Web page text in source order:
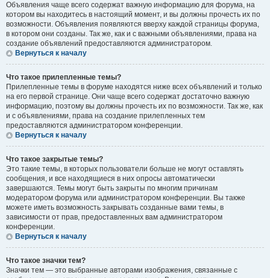
Объявления чаще всего содержат важную информацию для форума, на
котором вы находитесь в настоящий момент, и вы должны прочесть их по
возможности. Объявления появляются вверху каждой страницы форума,
в котором они созданы. Так же, как и с важными объявлениями, права на
создание объявлений предоставляются администратором.
Вернуться к началу
Что такое прилепленные темы?
Прилепленные темы в форуме находятся ниже всех объявлений и только
на его первой странице. Они чаще всего содержат достаточно важную
информацию, поэтому вы должны прочесть их по возможности. Так же, как
и с объявлениями, права на создание прилепленных тем
предоставляются администратором конференции.
Вернуться к началу
Что такое закрытые темы?
Это такие темы, в которых пользователи больше не могут оставлять
сообщения, и все находящиеся в них опросы автоматически
завершаются. Темы могут быть закрыты по многим причинам
модератором форума или администратором конференции. Вы также
можете иметь возможность закрывать созданные вами темы, в
зависимости от прав, предоставленных вам администратором
конференции.
Вернуться к началу
Что такое значки тем?
Значки тем — это выбранные авторами изображения, связанные с